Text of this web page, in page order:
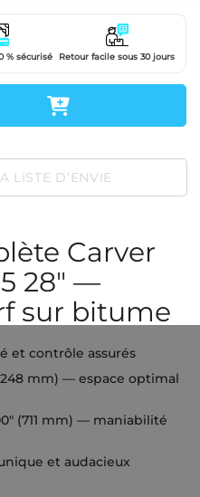
% sécurisé Retour facile sous 30 jours
LISTE D’ENVIE
Carver
28" —
sur bitume
et contrôle assurés
mm) — espace optimal
(711 mm) — maniabilité
et audacieux